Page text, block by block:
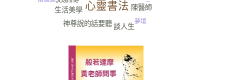
心靈書法
神尊說的話要聽 談人生
生活美學 陳醫師
夢境